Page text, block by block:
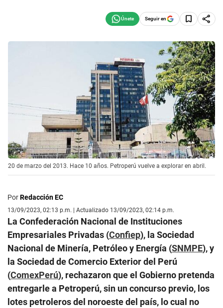
Seguir en
20 de marzo del 2013. Hace 10 años. Petroperú vuelve a explorar en abril.
PorRedacción EC
13/09/2023, 02:13 p.m. | Actualizado 13/09/2023, 02:14 p.m.
La Confederación Nacional de Instituciones
Empresariales Privadas (Confiep), la Sociedad
Nacional de Minería, Petróleo y Energía (SNMPE), y
la Sociedad de Comercio Exterior del Perú
(ComexPerú), rechazaron que el Gobierno pretenda
entregarle a Petroperú, sin un concurso previo, los
lotes petroleros del noroeste del país, lo cual no